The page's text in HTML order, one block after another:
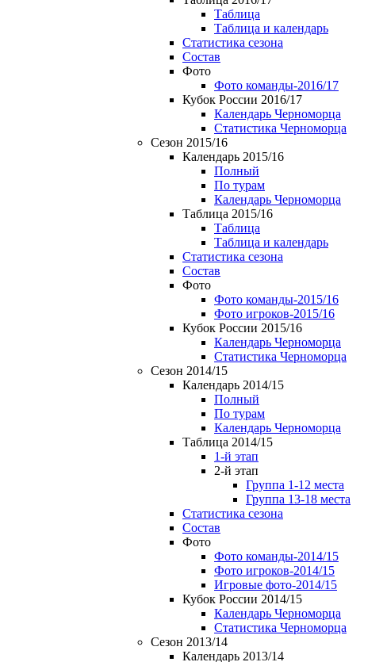
Таблица
Таблица и календарь
Статистика сезона
Состав
Фото
Фото команды-2016/17
Кубок России 2016/17
Календарь Черноморца
Статистика Черноморца
Сезон 2015/16
Календарь 2015/16
Полный
По турам
Календарь Черноморца
Таблица 2015/16
Таблица
Таблица и календарь
Статистика сезона
Состав
Фото
Фото команды-2015/16
Фото игроков-2015/16
Кубок России 2015/16
Календарь Черноморца
Статистика Черноморца
Сезон 2014/15
Календарь 2014/15
Полный
По турам
Календарь Черноморца
Таблица 2014/15
1-й этап
2-й этап
Группа 1-12 места
Группа 13-18 места
Статистика сезона
Состав
Фото
Фото команды-2014/15
Фото игроков-2014/15
Игровые фото-2014/15
Кубок России 2014/15
Календарь Черноморца
Статистика Черноморца
Сезон 2013/14
Календарь 2013/14